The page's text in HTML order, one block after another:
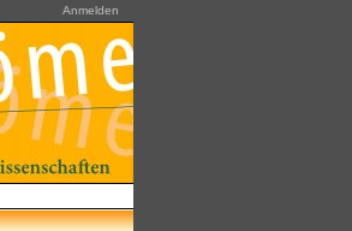
Anmelden